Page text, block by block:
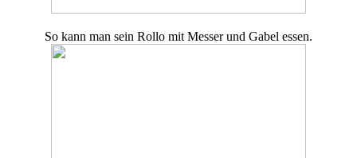
So kann man sein Rollo mit Messer und Gabel essen.